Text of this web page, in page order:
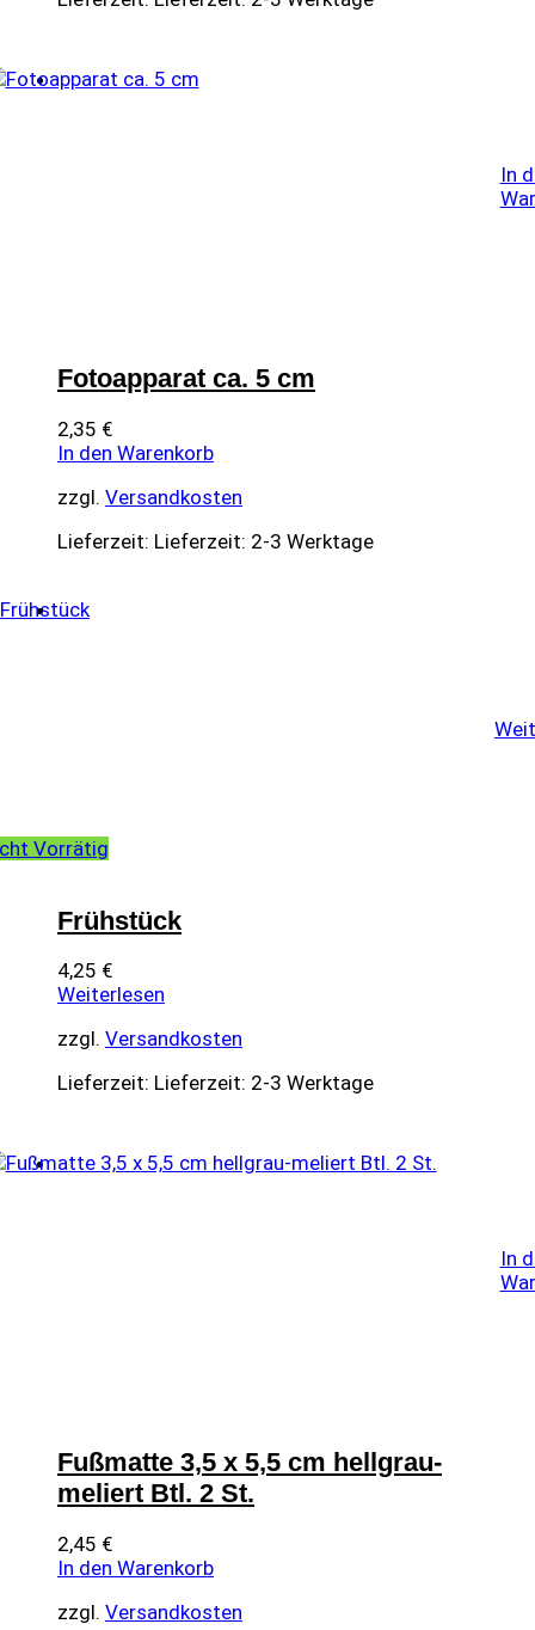
In
Fotoapparat ca. 5 cm
2,35 €
In den Warenkorb
zzgl. Versandkosten
Lieferzeit: Lieferzeit: 2-3 Werktage
Vorrätig
Frühstück
4,25 €
Weiterlesen
zzgl. Versandkosten
Lieferzeit: Lieferzeit: 2-3 Werktage
In
Fußmatte 3,5 x 5,5 cm hellgrau-
meliert Btl. 2 St.
2,45 €
In den Warenkorb
zzgl. Versandkosten